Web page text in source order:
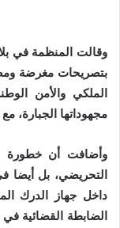
وقالت المنظمة في
بتصريحات مغرضة
الملكي والأمن
مجهوداتها الجبارة،
وأضافت أن خطورة
التحريضي، بل أيضا
داخل جهاز الدرك
الضابطة القضائية